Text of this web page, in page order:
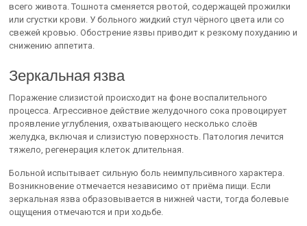
всего живота. Тошнота сменяется рвотой, содержащей прожилки
или сгустки крови. У больного жидкий стул чёрного цвета или со
свежей кровью. Обострение язвы приводит к резкому похуданию и
снижению аппетита.
Зеркальная язва
Поражение слизистой происходит на фоне воспалительного
процесса. Агрессивное действие желудочного сока провоцирует
проявление углубления, охватывающего несколько слоёв
желудка, включая и слизистую поверхность. Патология лечится
тяжело, регенерация клеток длительная.
Больной испытывает сильную боль неимпульсивного характера.
Возникновение отмечается независимо от приёма пищи. Если
зеркальная язва образовывается в нижней части, тогда болевые
ощущения отмечаются и при ходьбе.